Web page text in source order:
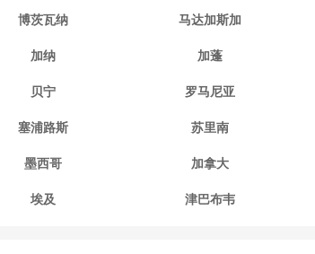
博茨瓦纳 马达加斯加
加纳 加蓬
贝宁 罗马尼亚
塞浦路斯 苏里南
墨西哥 加拿大
埃及 津巴布韦